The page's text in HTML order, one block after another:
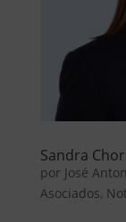
Sandra
por José
Asociados,